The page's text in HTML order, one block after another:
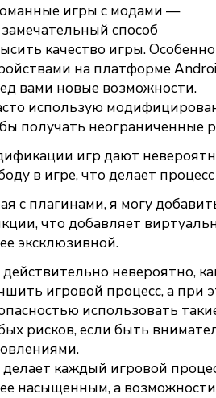
игры с модами —
способ
качество игры.
на платформе
вами новые возможности.
использую
получать неограниченные
игр дают
в игре, что делает
с плагинами, я могу
что добавляет
эксклюзивной.
невероятно,
игровой процесс, а при
использовать
рисков, если быть
каждый игровой
насыщенным, а